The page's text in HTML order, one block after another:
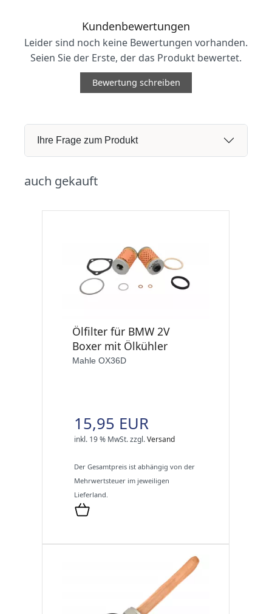
Kundenbewertungen
Leider sind noch keine Bewertungen vorhanden.
Seien Sie der Erste, der das Produkt bewertet.
Bewertung schreiben
Ihre Frage zum Produkt
auch gekauft
Ölfilter für BMW 2V
Boxer mit Ölkühler
Mahle OX36D
15,95 EUR
inkl. 19 % MwSt.zzgl.Versand
Der Gesamtpreis ist abhängig von der
Mehrwertsteuer im jeweiligen
Lieferland.